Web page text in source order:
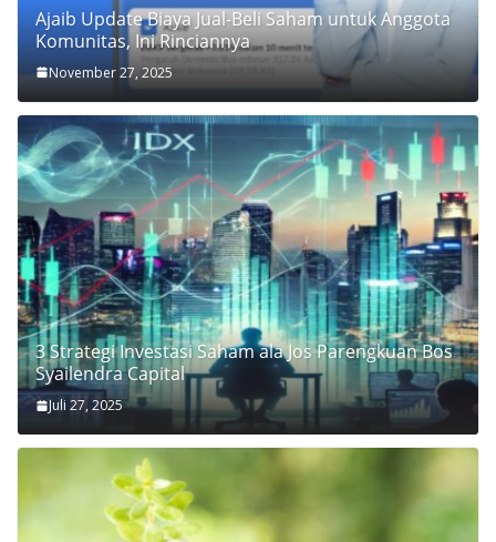
Ajaib Update Biaya Jual-Beli Saham untuk Anggota
Komunitas, Ini Rinciannya
November 27, 2025
3 Strategi Investasi Saham ala Jos Parengkuan Bos
Syailendra Capital
Juli 27, 2025